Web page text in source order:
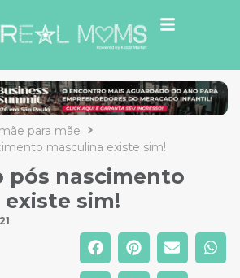
para mãe
masculina existe sim!
pós nascimento
sim!